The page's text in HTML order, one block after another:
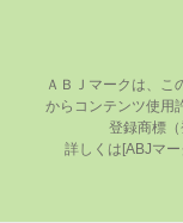
ＡＢＪマークは、こ
からコンテンツ使⽤
登録商標（